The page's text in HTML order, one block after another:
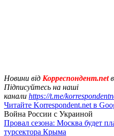
Новини від Корреспондент.net
Підписуйтесь на наші
канали https://t.me/
Читайте Korrespondent.net в
Война России с Украиной
Провал сезона: Москва будет
турсектора Крыма